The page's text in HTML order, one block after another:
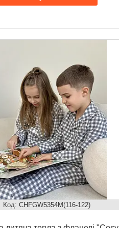
CHFGW5354M(116-122)